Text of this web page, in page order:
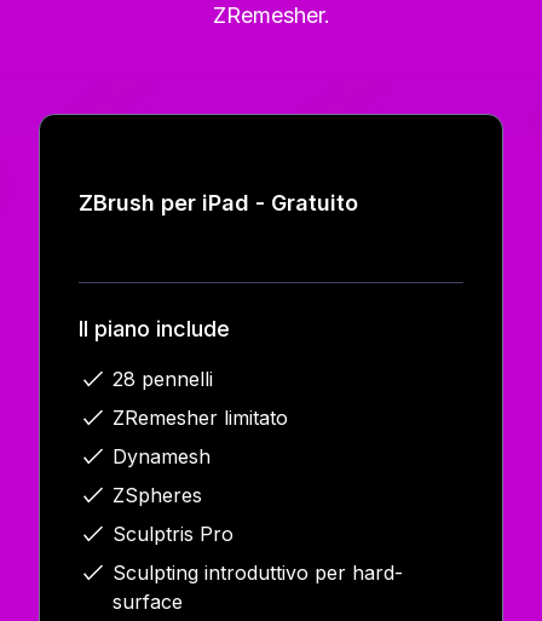
ZRemesher.
ZBrush per iPad - Gratuito
Il piano include
28 pennelli
ZRemesher limitato
Dynamesh
ZSpheres
Sculptris Pro
Sculpting introduttivo per hard-
surface